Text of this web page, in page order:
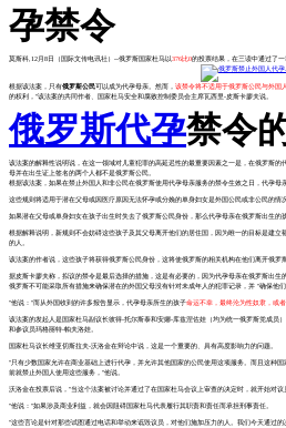
孕禁令
莫斯科,12月8日（国际文传电讯社）--俄罗斯国家杜马以376比0的投票结果，在三读中通过了一
根据该法案，只有俄罗斯公民可以成为代孕母亲。然而， 该禁令将不适用于俄罗斯公民与外国
的权利，"该法案的共同作者、国家杜马安全和腐败控制委员会主席瓦西里-皮斯卡廖夫说。
俄罗斯代孕禁令
该法案的解释性说明说，在这一领域对儿童犯罪的高延迟性的最重要因素之一是，在俄罗斯
母并在出生证上签名的两个人都不是俄罗斯公民。
根据该法案，如果在禁止外国人和非公民在俄罗斯使用代孕母亲服务的禁令生效之日，代孕母
这些规则将适用于潜在父母或因医疗原因无法怀孕或分娩的单身妇女是外国公民或非公民的情况
如果潜在父母或单身妇女在孩子出生时失去了俄罗斯公民身份，那么代孕母亲在俄罗斯出生的
根据解释说明，新规则不会妨碍这些孩子及其父母离开他们的居住国，因为唯一的目标是建
的人。
该法案的作者说，这些孩子将获得俄罗斯公民身份，这将使俄罗斯的相关机构在他们离开俄罗
据皮斯卡廖夫称，拟议的禁令是最后选择的措施，这是有必要的，因为代孕母亲在俄罗斯出生
俄罗斯不可能采取所有措施来确保潜在的外国父母没有针对未成年人的犯罪记录，并 "确保他们
"他说："而从外国收到的许多报告显示，代孕母亲所生的孩子命运不幸，最终沦为性奴隶，或
该法案的发起人是国家杜马副议长彼得-托尔斯泰和安娜-库兹涅佐娃（均为统一俄罗斯党成员
和参议员玛格丽特-帕夫洛娃。
国家杜马议长维亚切斯拉夫-沃洛金在辩论中说，这是一个重要的、具有高度影响力的问题。
"只有少数国家允许在商业基础上进行代孕，并允许其他国家的公民使用这项服务。而且这种
前就禁止外国人使用这些服务，"他说。
沃洛金在投票后说，"当这个法案被讨论并通过了在国家杜马会议上审查的决定时，就开始对议
"他说："如果涉及商业利益，就会因阻碍国家杜马代表履行其职责和责任而承担刑事责任。
"这些言论是针对那些试图通过电话和举动来诋毁议员，对他们施加压力的人。我们今天通过